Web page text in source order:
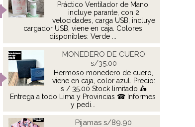
Práctico Ventilador de Mano,
incluye parante, con 2
velocidades, carga USB, incluye
cargador USB, viene en caja. Colores
disponibles: Verde ...
MONEDERO DE CUERO
s/35.00
Hermoso monedero de cuero,
viene en caja, color azul. Precio:
s / 35.00 Stock limitado 🛵
Entrega a todo Lima y Provincias ☎ Informes
y pedi...
Pijamas s/89.90